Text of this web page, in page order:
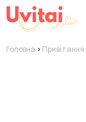
Головна > Привітання